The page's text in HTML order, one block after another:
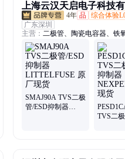
上海云汉天启电子科技
4年 品 综合体验
广东深圳
主营： 二极管、陶瓷电容器、铁
SMAJ90A TVS二极
管/ESD抑制器
TVS二